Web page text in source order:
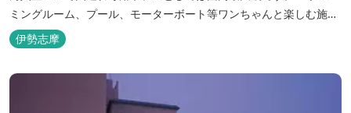
ミングルーム、プール、モーターボート等ワンちゃんと楽しむ施設
も充実しています。
伊勢志摩